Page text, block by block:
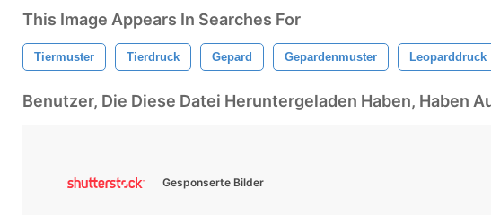
This Image Appears In Searches For
Tiermuster Tierdruck Gepard Gepardenmuster Leoparddruck
Benutzer, Die Diese Datei Heruntergeladen Haben, Haben
Gesponserte Bilder